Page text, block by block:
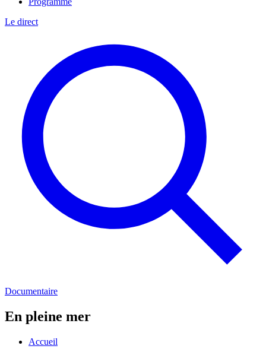
Le direct
Documentaire
En pleine mer
Accueil